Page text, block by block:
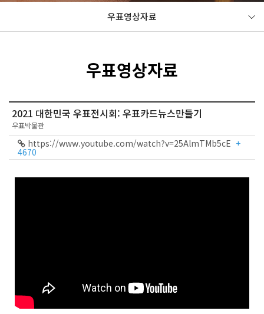
우표영상자료
우표영상자료
2021 대한민국 우표전시회: 우표카드뉴스만들기
우표박물관
https://www.youtube.com/watch?v=25AlmTMb5cE +
4670